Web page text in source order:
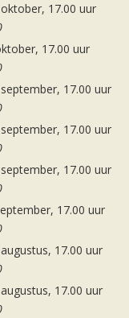
17.00 uur
17.00 uur
17.00 uur
17.00 uur
17.00 uur
17.00 uur
17.00 uur
17.00 uur